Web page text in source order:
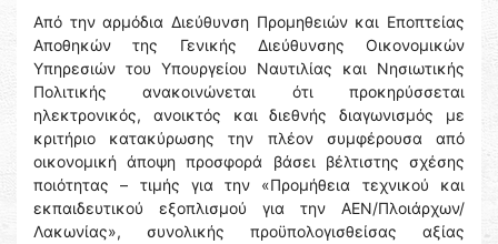
Από την αρμόδια Διεύθυνση Προμηθειών και Εποπτείας
Αποθηκών της Γενικής Διεύθυνσης Οικονομικών
Υπηρεσιών του Υπουργείου Ναυτιλίας και Νησιωτικής
Πολιτικής ανακοινώνεται ότι προκηρύσσεται
ηλεκτρονικός, ανοικτός και διεθνής διαγωνισμός με
κριτήριο κατακύρωσης την πλέον συμφέρουσα από
οικονομική άποψη προσφορά βάσει βέλτιστης σχέσης
ποιότητας – τιμής για την «Προμήθεια τεχνικού και
εκπαιδευτικού εξοπλισμού για την ΑΕΝ/Πλοιάρχων/
Λακωνίας», συνολικής προϋπολογισθείσας αξίας